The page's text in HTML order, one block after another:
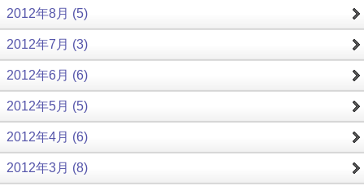
2012年8月 (5)
2012年7月 (3)
2012年6月 (6)
2012年5月 (5)
2012年4月 (6)
2012年3月 (8)